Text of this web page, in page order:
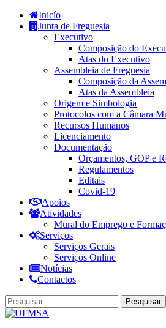
Inicío
Junta de Freguesia
Executivo
Composição do
Atas do Executivo
Assembleia de Freguesia
Composição da
Atas da Assembleia
Origem e Simbologia
Protocolos com a Câmara
Recursos Humanos
Licenciamento
Documentação
Orçamentos, GOP e
Regulamentos
Editais
Covid-19
Apoios
Atividades
Mural do Emprego e
Serviços
Serviços Gerais
Serviços Online
Notícias
Contactos